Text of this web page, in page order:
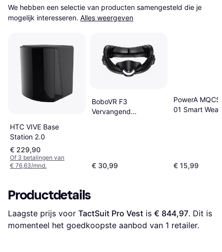
We hebben een selectie van producten samengesteld die je
mogelijk interesseren. Alles weergeven
HTC VIVE Base
Station 2.0
€ 229,90
Of 3 betalingen van
€ 76,63/mnd.
BoboVR F3
Vervangend
€ 30,99
PowerA
01 Smart
€ 15,99
Productdetails
Laagste prijs voor TactSuit Pro Vest is € 844,97. Dit is
momenteel het goedkoopste aanbod van 1 retailer.